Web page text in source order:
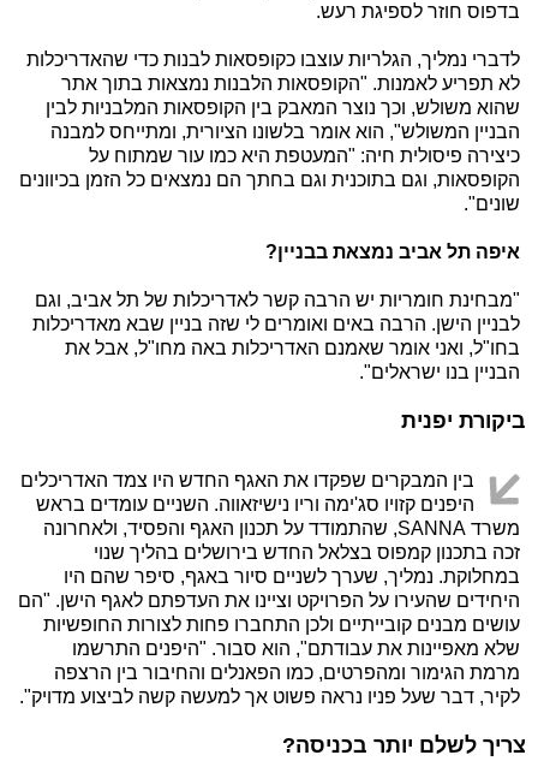
בדפוס חוזר לספיגת רעש.
לדברי נמליך, הגלריות עוצבו כקופסאות לבנות כדי שהאדריכלות
לא תפריע לאמנות. "הקופסאות הלבנות נמצאות בתוך אתר
שהוא משולש, וכך נוצר המאבק בין הקופסאות המלבניות לבין
הבניין המשולש", הוא אומר בלשונו הציורית, ומתייחס למבנה
כיצירה פיסולית חיה: "המעטפת היא כמו עור שמתוח על
הקופסאות, וגם בתוכנית וגם בחתך הם נמצאים כל הזמן בכיוונים
שונים".
איפה תל אביב נמצאת בבניין?
"מבחינת חומריות יש הרבה קשר לאדריכלות של תל אביב, וגם
לבניין הישן. הרבה באים ואומרים לי שזה בניין שבא מאדריכלות
בחו"ל, ואני אומר שאמנם האדריכלות באה מחו"ל, אבל את
הבניין בנו ישראלים".
ביקורת יפנית
בין המבקרים שפקדו את האגף החדש היו צמד האדריכלים
היפנים קזויו סג'ימה וריו נישיזאווה. השניים עומדים בראש
משרד SANNA, שהתמודד על תכנון האגף והפסיד, ולאחרונה
זכה בתכנון קמפוס בצלאל החדש בירושלים בהליך שנוי
במחלוקת. נמליך, שערך לשניים סיור באגף, סיפר שהם היו
היחידים שהעירו על הפרויקט וציינו את העדפתם לאגף הישן. "הם
עושים מבנים קובייתיים ולכן התחברו פחות לצורות החופשיות
שלא מאפיינות את עבודתם", הוא סבור. "היפנים התרשמו
מרמת הגימור ומהפרטים, כמו הפאנלים והחיבור בין הרצפה
לקיר, דבר שעל פניו נראה פשוט אך למעשה קשה לביצוע מדויק".
צריך לשלם יותר בכניסה?